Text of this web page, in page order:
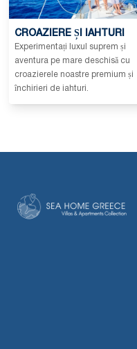
CROAZIERE ȘI IAHTURI
Experimentați luxul suprem și
aventura pe mare deschisă cu
croazierele noastre premium și
închirieri de iahturi.